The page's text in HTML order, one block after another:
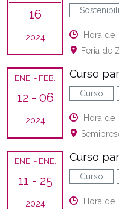
16
2024
Hora de
Feria de
ENE. - FEB.
12 - 06
2024
Curso
Curso
Hora de
ENE. - ENE.
11 - 25
2024
Curso
Curso
Hora de